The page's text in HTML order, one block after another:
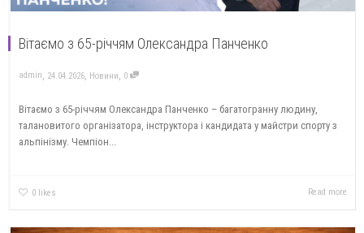
Вітаємо з 65-річчям Олександра Панченко
admin 24.04.2026 Новини 0
Вітаємо з 65-річчям Олександра Панченко – багатогранну людину,
талановитого організатора, інструктора і кандидата у майстри спорту з
альпінізму. Чемпіон...
0 likes Read more